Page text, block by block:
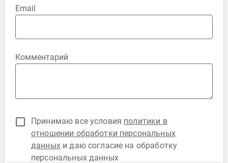
Email
Комментарий
Принимаю все условия политики в
отношении обработки персональных
данныхи даю согласие на обработку
персональных данных